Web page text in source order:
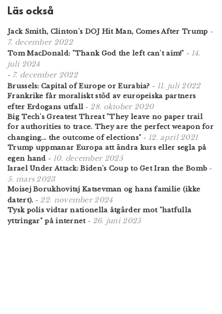
Läs också
Jack Smith, Clinton's DOJ Hit Man, Comes After Trump -
7. december 2022
Tom MacDonald: "Thank God the left can't aim!" - 14.
juli 2024
- 7. december 2022
Brussels: Capital of Europe or Eurabia? - 11. juli 2022
Frankrike får moraliskt stöd av europeiska partners
efter Erdogans utfall - 28. oktober 2020
Big Tech's Greatest Threat "They leave no paper trail
for authorities to trace. They are the perfect weapon for
changing... the outcome of elections" - 12. april 2021
Trump uppmanar Europa att ändra kurs eller segla på
egen hand - 10. december 2025
Israel Under Attack: Biden's Coup to Get Iran the Bomb -
5. mars 2023
Moisej Borukhovitsj Katsevman og hans familie (ikke
datert). - 22. november 2024
Tysk polis vidtar nationella åtgärder mot "hatfulla
yttringar" på internet- 26. juni 2025